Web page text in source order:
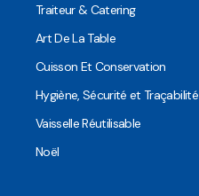
Traiteur & Catering
Art De La Table
Cuisson Et Conservation
Hygiène, Sécurité et Traçabilité
Vaisselle Réutilisable
Noël